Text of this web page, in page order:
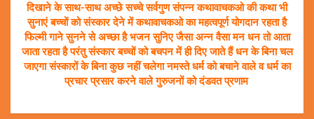
दिखाने के साथ-साथ अच्छे सच्चे सर्वगुण संपन्न कथावाचकओ की कथा भी
सुनाएं बच्चों को संस्कार देने में कथावाचकओ का महत्वपूर्ण योगदान रहता है
फिल्मी गाने सुनने से अच्छा है भजन सुनिए जैसा अन्न वैसा मन धन तो आता
जाता रहता है परंतु संस्कार बच्चों को बचपन में ही दिए जाते हैं धन के बिना चल
जाएगा संस्कारों के बिना कुछ नहीं चलेगा नमस्ते धर्म को बचाने वाले व धर्म का
प्रचार प्रसार करने वाले गुरुजनों को दंडवत प्रणाम